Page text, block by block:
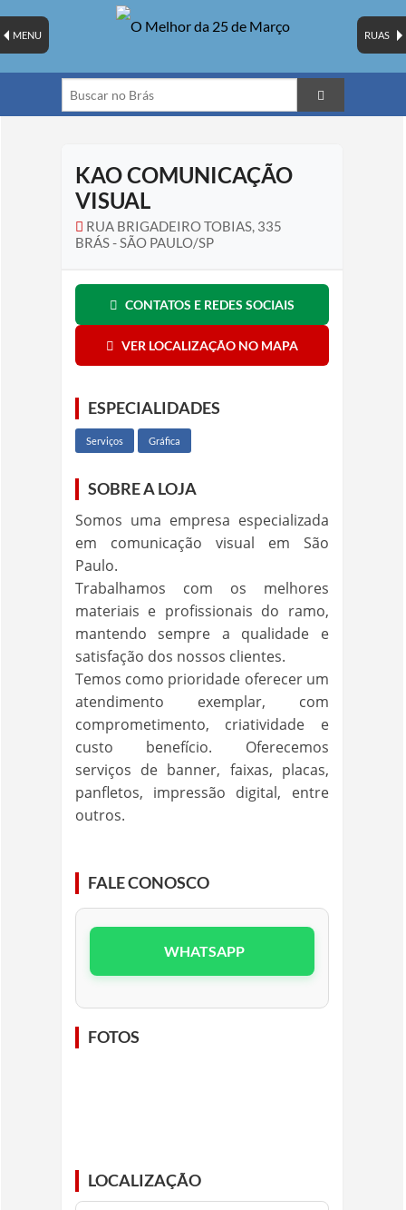
RUAS
MENU
KAO COMUNICAÇÃO
VISUAL
RUA BRIGADEIRO TOBIAS, 335
BRÁS - SÃO PAULO/SP
CONTATOS E REDES SOCIAIS
VER LOCALIZAÇÃO NO MAPA
ESPECIALIDADES
Serviços Gráfica
SOBRE A LOJA
Somos uma empresa especializada
em comunicação visual em São
Paulo.
Trabalhamos com os melhores
materiais e profissionais do ramo,
mantendo sempre a qualidade e
satisfação dos nossos clientes.
Temos como prioridade oferecer um
atendimento exemplar, com
comprometimento, criatividade e
custo benefício. Oferecemos
serviços de banner, faixas, placas,
panfletos, impressão digital, entre
outros.
FALE CONOSCO
WHATSAPP
FOTOS
LOCALIZAÇÃO